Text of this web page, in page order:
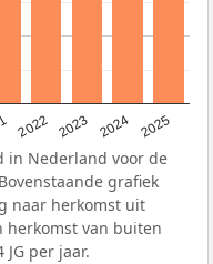
2022 2023 2024 2025
in Nederland voor de
grafiek
naar herkomst uit
herkomst van buiten
per jaar.